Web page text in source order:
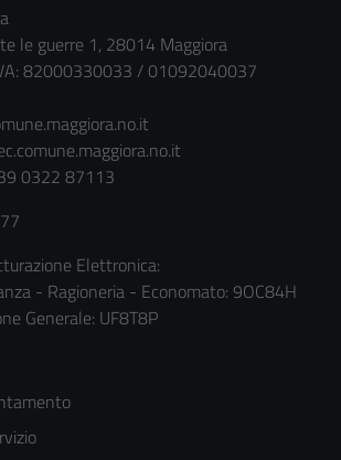
le guerre 1, 28014 Maggiora
82000330033 / 01092040037
0322 87113
Elettronica:
- Ragioneria - Economato: 9OC84H
Generale: UF8T8P
Questi cookie
sono necessari
per il